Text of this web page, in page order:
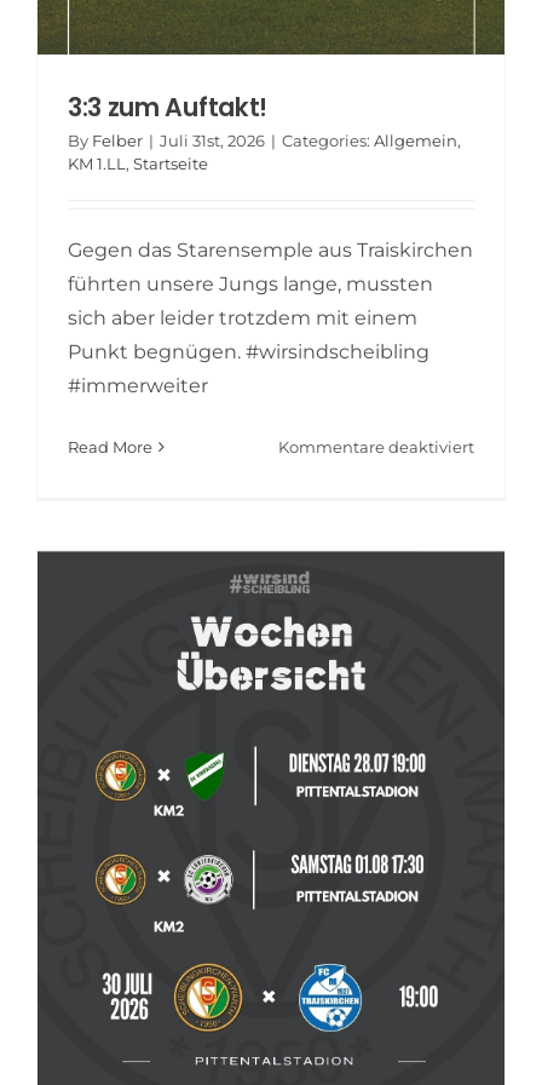
3:3 zum Auftakt!
By Felber | Juli 31st, 2026 | Categories: Allgemein,
KM 1.LL , Startseite
Gegen das Starensemple aus Traiskirchen
führten unsere Jungs lange, mussten
sich aber leider trotzdem mit einem
Punkt begnügen. #wirsindscheibling
#immerweiter
Read More Kommentare deaktiviertfür